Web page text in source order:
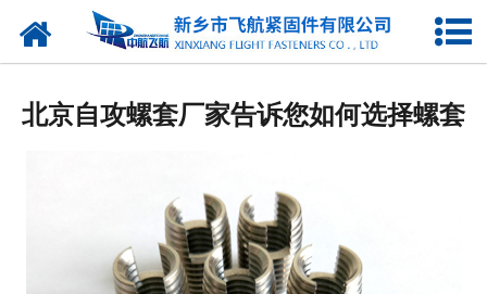
网站首页
企业图库
北京自攻螺套厂家告诉您如何选择螺套